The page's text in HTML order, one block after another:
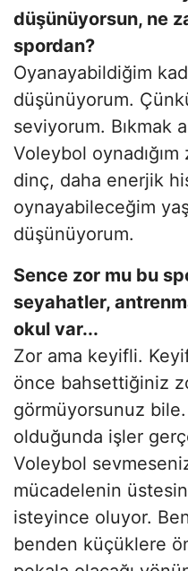
düşünüyorsun, ne
spordan?
Oyanayabildiğim
düşünüyorum.
seviyorum. Bıkmak
Voleybol
dinç, daha enerjik
oynayabileceğim
düşünüyorum.
Sence zor mu bu
seyahatler,
okul var...
Zor ama keyifli.
önce bahsettiğiniz
görmüyorsunuz
olduğunda işler
Voleybol
mücadelenin
isteyince oluyor.
benden küçüklere